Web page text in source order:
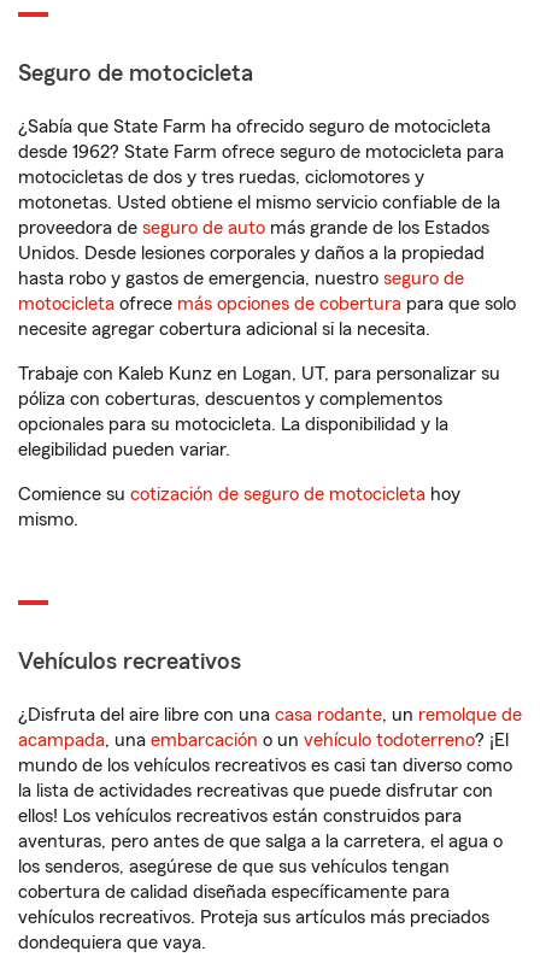
Seguro de motocicleta
¿Sabía que State Farm ha ofrecido seguro de motocicleta
desde 1962? State Farm ofrece seguro de motocicleta para
motocicletas de dos y tres ruedas, ciclomotores y
motonetas. Usted obtiene el mismo servicio confiable de la
proveedora de seguro de auto más grande de los Estados
Unidos. Desde lesiones corporales y daños a la propiedad
hasta robo y gastos de emergencia, nuestro seguro de
motocicleta ofrece más opciones de cobertura para que solo
necesite agregar cobertura adicional si la necesita.
Trabaje con Kaleb Kunz en Logan, UT, para personalizar su
póliza con coberturas, descuentos y complementos
opcionales para su motocicleta. La disponibilidad y la
elegibilidad pueden variar.
Comience su cotización de seguro de motocicleta hoy
mismo.
Vehículos recreativos
¿Disfruta del aire libre con una casa rodante, un remolque de
acampada, una embarcación o un vehículo todoterreno? ¡El
mundo de los vehículos recreativos es casi tan diverso como
la lista de actividades recreativas que puede disfrutar con
ellos! Los vehículos recreativos están construidos para
aventuras, pero antes de que salga a la carretera, el agua o
los senderos, asegúrese de que sus vehículos tengan
cobertura de calidad diseñada específicamente para
vehículos recreativos. Proteja sus artículos más preciados
dondequiera que vaya.